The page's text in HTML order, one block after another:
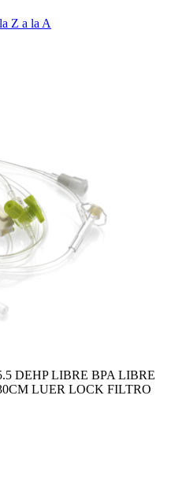
Z a la A
DEHP LIBRE BPA LIBRE
LUER LOCK FILTRO